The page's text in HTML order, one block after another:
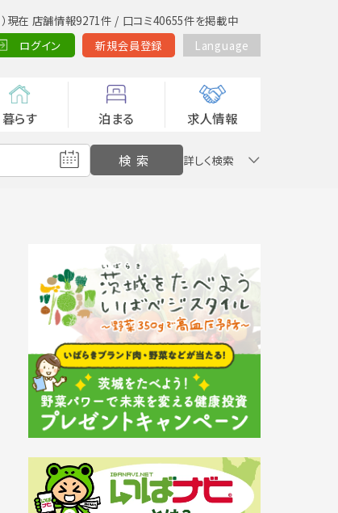
）現在 店舗情報9271件 / 口コミ40655件を掲載中
ログイン
新規会員登録 Language
暮らす 泊まる 求人情報
詳しく検索